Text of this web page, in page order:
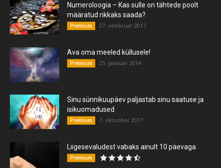
Numeroloogia – Kas sulle on tähtede poolt
määratud rikkaks saada?
Premium 27. veebruar 2017
Ava oma meeled küllusele!
Premium 25. jaanuar 2014
Sinu sünnikuupäev paljastab sinu saatuse ja
isikuomadused
Premium 7. oktoober 2017
Liigesevaludest vabaks ainult 10 päevaga
Premium